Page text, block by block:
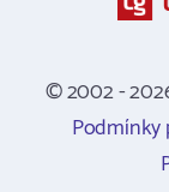
© 2002 -
Podmínky